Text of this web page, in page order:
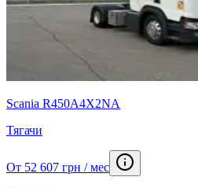
Scania R450A4X2NA
Тягачи
От 52 607 грн / мес